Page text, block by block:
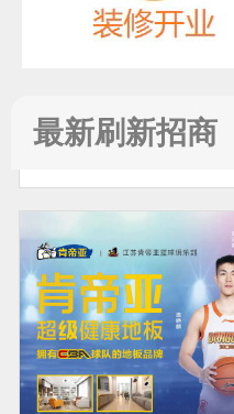
最新刷新招商
预算参考：
申请加